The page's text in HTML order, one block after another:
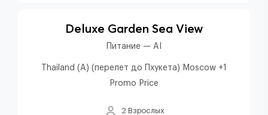
Deluxe Garden Sea View
Питание — AI
Thailand (A) (перелет до Пхукета) Moscow +1
Promo Price
2 Взрослых